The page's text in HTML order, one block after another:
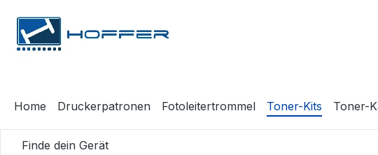
Hauptinhalt springen
Zur Suche springen
Zur Hauptnavigation springen
Home Druckerpatronen Fotoleitertrommel Toner-Kits Toner-
Finde dein Gerät